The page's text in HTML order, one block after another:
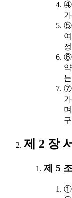
④
⑤
⑥
⑦
제 2 장
제 5
①